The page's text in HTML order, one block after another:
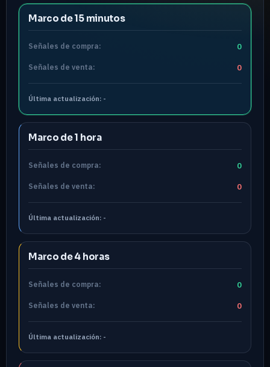
Marco de 15 minutos
Señales de compra: 0
Señales de venta: 0
Última actualización: -
Marco de 1 hora
Señales de compra: 0
Señales de venta: 0
Última actualización: -
Marco de 4 horas
Señales de compra: 0
Señales de venta: 0
Última actualización: -